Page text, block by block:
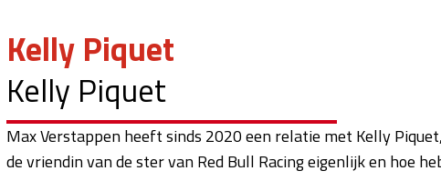
Kelly Piquet
Kelly Piquet
Max Verstappen heeft sinds 2020 een relatie met Kelly
de vriendin van de ster van Red Bull Racing eigenlijk en hoe